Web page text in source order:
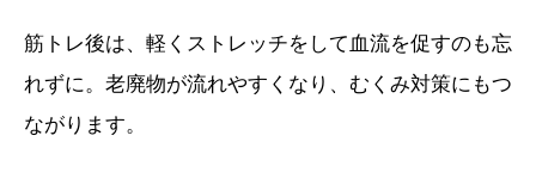
筋トレ後は、軽くストレッチをして血流を促すのも忘
れずに。老廃物が流れやすくなり、むくみ対策にもつ
ながります。